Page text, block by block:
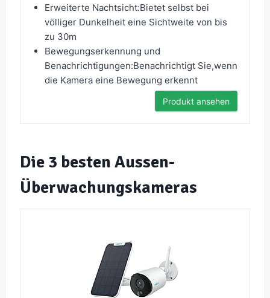
Erweiterte Nachtsicht:Bietet selbst bei
völliger Dunkelheit eine Sichtweite von bis
zu 30m
Bewegungserkennung und
Benachrichtigungen:Benachrichtigt Sie,wenn
die Kamera eine Bewegung erkennt
Produkt ansehen
Die 3 besten Aussen-
Überwachungskameras